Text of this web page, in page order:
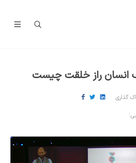
انسان راز خلقت چیست
گذاری